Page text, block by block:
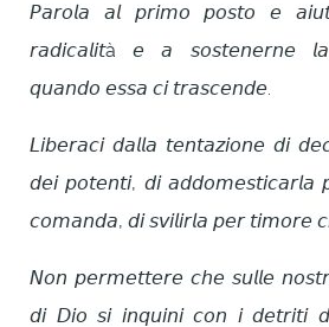
𝘗𝘢𝘳𝘰𝘭𝘢 𝘢𝘭 𝘱𝘳𝘪𝘮𝘰 𝘱𝘰𝘴𝘵𝘰 𝘦
𝘳𝘢𝘥𝘪𝘤𝘢𝘭𝘪𝘵à 𝘦 𝘢 𝘴𝘰𝘴𝘵𝘦𝘯𝘦𝘳𝘯𝘦
𝘲𝘶𝘢𝘯𝘥𝘰 𝘦𝘴𝘴𝘢 𝘤𝘪 𝘵𝘳𝘢𝘴𝘤𝘦𝘯𝘥𝘦.
𝘓𝘪𝘣𝘦𝘳𝘢𝘤𝘪 𝘥𝘢𝘭𝘭𝘢 𝘵𝘦𝘯𝘵𝘢𝘻𝘪𝘰𝘯𝘦 𝘥𝘪
𝘥𝘦𝘪 𝘱𝘰𝘵𝘦𝘯𝘵𝘪, 𝘥𝘪 𝘢𝘥𝘥𝘰𝘮𝘦𝘴𝘵𝘪𝘤𝘢𝘳𝘭𝘢
𝘤𝘰𝘮𝘢𝘯𝘥𝘢, 𝘥𝘪 𝘴𝘷𝘪𝘭𝘪𝘳𝘭𝘢 𝘱𝘦𝘳 𝘵𝘪𝘮𝘰𝘳𝘦
𝘕𝘰𝘯 𝘱𝘦𝘳𝘮𝘦𝘵𝘵𝘦𝘳𝘦 𝘤𝘩𝘦 𝘴𝘶𝘭𝘭𝘦
𝘥𝘪 𝘋𝘪𝘰 𝘴𝘪 𝘪𝘯𝘲𝘶𝘪𝘯𝘪 𝘤𝘰𝘯 𝘪 𝘥𝘦𝘵𝘳𝘪𝘵𝘪